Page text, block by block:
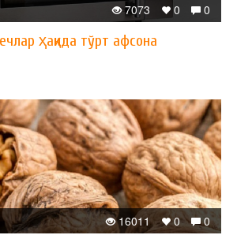
0
0
7073
ҳақида тўрт афсона
0
0
16011